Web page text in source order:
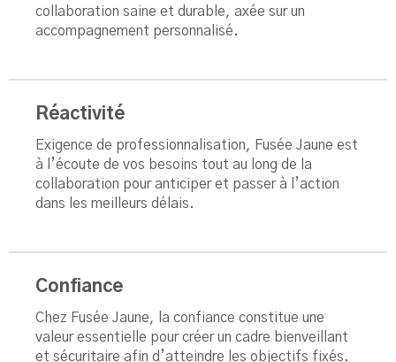
collaboration saine et durable, axée sur un
accompagnement personnalisé.
Réactivité
Exigence de professionnalisation, Fusée Jaune est
à l’écoute de vos besoins tout au long de la
collaboration pour anticiper et passer à l’action
dans les meilleurs délais.
Confiance
Chez Fusée Jaune, la confiance constitue une
valeur essentielle pour créer un cadre bienveillant
et sécuritaire afin d’atteindre les objectifs fixés.